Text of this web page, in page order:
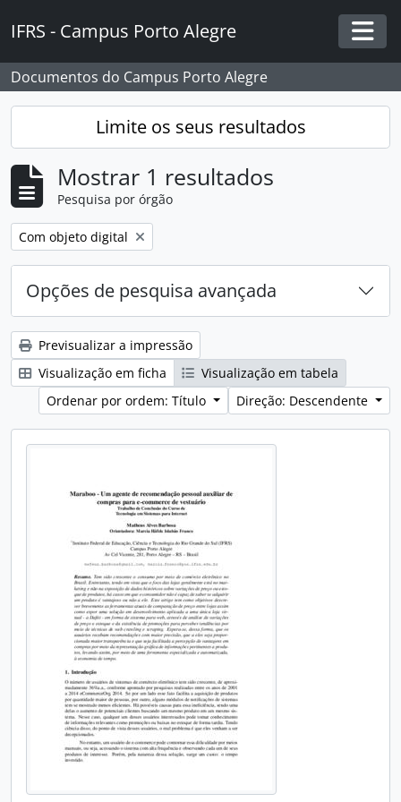
IFRS - Campus Porto Alegre
Documentos do Campus Porto Alegre
Limite os seus resultados
Mostrar 1 resultados
Pesquisa por órgão
Remover filtro:
Com objeto digital
Opções de pesquisa avançada
Previsualizar a impressão
Visualização em ficha
Visualização em tabela
Ordenar por ordem: Título
Direção: Descendente